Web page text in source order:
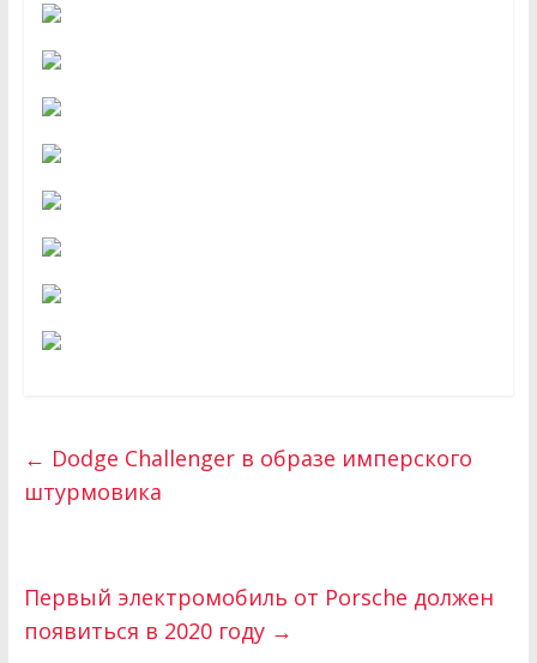
← Dodge Challenger в образе имперского
штурмовика
Первый электромобиль от Porsche должен
появиться в 2020 году →